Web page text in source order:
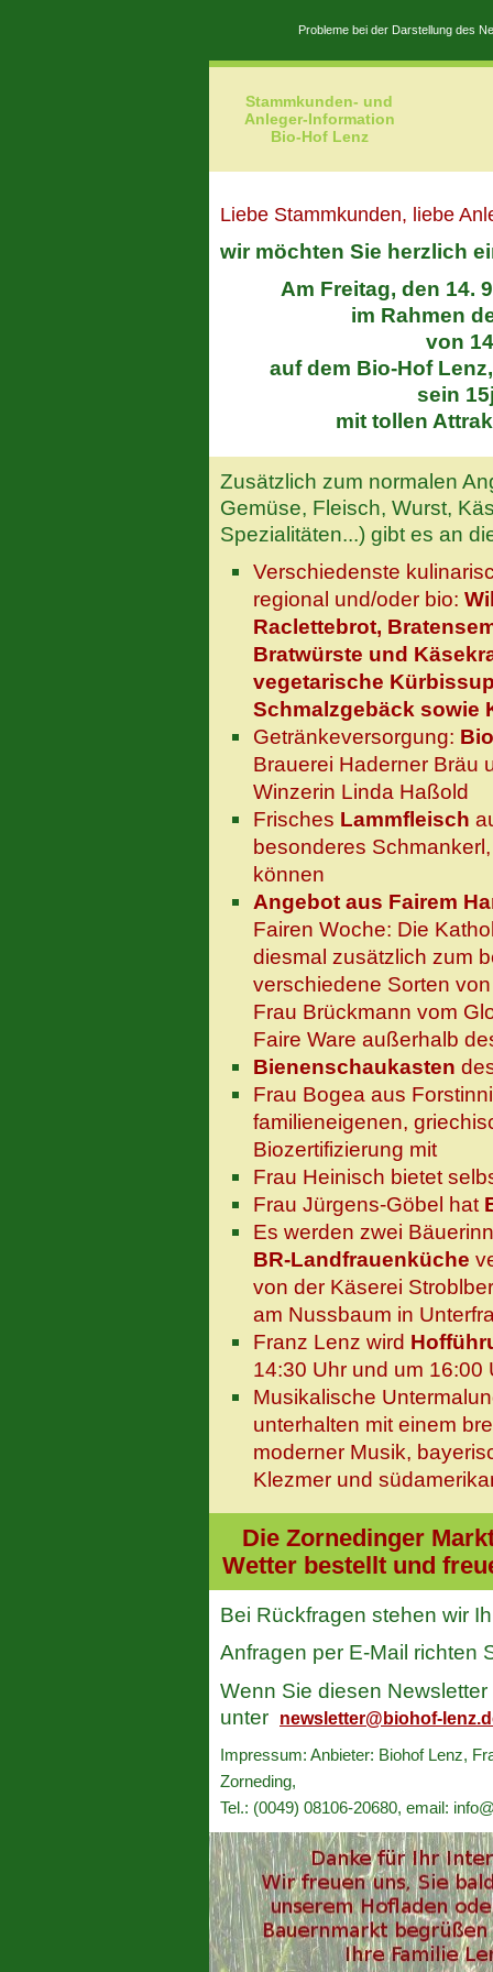
Probleme bei der Darstellung des
Stammkunden- und
Anleger-Information
Bio-Hof Lenz
Liebe Stammkunden, liebe
wir möchten Sie herzlich
Am Freitag, den 14.
im Rahmen
von
auf dem Bio-Hof
sein
mit tollen
Zusätzlich zum normalen
Gemüse, Fleisch, Wurst,
Spezialitäten...) gibt es an
Verschiedenste
regional und/oder bio:
Raclettebrot,
Bratwürste und
vegetarische
Schmalzgebäck sowie
Getränkeversorgung:
Brauerei Haderner Bräu
Winzerin Linda Haßold
Frisches Lammfleisch
besonderes
können
Angebot aus Fairem
Fairen Woche: Die
diesmal zusätzlich zum
verschiedene Sorten
Frau Brückmann vom
Faire Ware außerhalb
Bienenschaukasten
Frau Bogea aus
familieneigenen,
Biozertifizierung mit
Frau Heinisch bietet
Frau Jürgens-Göbel hat
Es werden zwei
BR-Landfrauenküche
von der Käserei
am Nussbaum in
Franz Lenz wird
14:30 Uhr und um 16:00
Musikalische
unterhalten mit einem
moderner Musik,
Klezmer und
Die Zornedinger
Wetter bestellt und
Bei Rückfragen stehen wir
Anfragen per E-Mail richten
Wenn Sie diesen
unter
newsletter@biohof-
Impressum: Anbieter: Biohof Lenz,
Zorneding,
Tel.: (0049) 08106-20680, email: